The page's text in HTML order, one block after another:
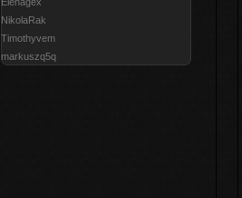
NikolaRak
Timothyvem
markuszq5q